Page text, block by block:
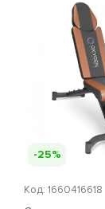
-25%
Код: 1660416618